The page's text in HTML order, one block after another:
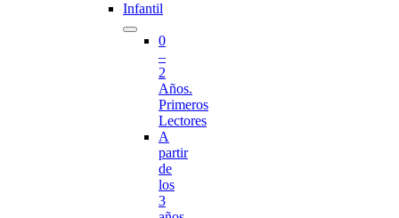
Infantil
0
–
2
Años.
Primeros
Lectores
A
partir
de
los
3